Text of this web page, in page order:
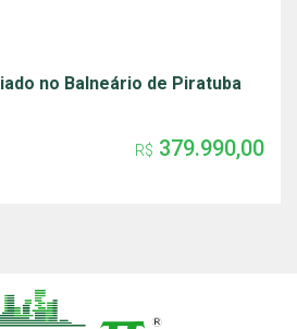
no Balneário de Piratuba
R$ 379.990,00